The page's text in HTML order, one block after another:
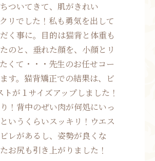
ついてきて、肌がきれい
リでした！私も勇気を出して
く事に。目的は猫背と体重も
のと、垂れた顔を、小顔とリ
くて・・・先生のお任せコー
す。猫背矯正での結果は、ビ
トが１サイズアップしました！
！背中のぜい肉が何処にいっ
いうくらいスッキリ！ウエス
レがあるし、姿勢が良くな
お尻も引き上がりました！